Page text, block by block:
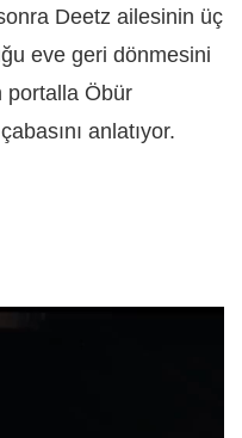
Deetz ailesinin üç
eve geri dönmesini
portalla Öbür
anlatıyor.